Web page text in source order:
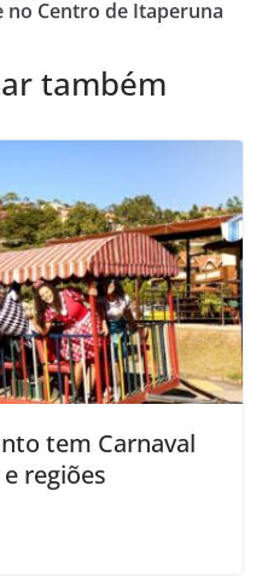
no Centro de Itaperuna
também
tem Carnaval
regiões